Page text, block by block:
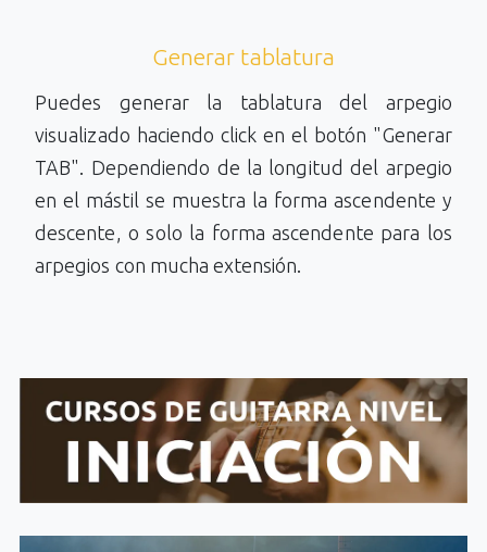
Generar tablatura
Puedes generar la tablatura del arpegio
visualizado haciendo click en el botón "Generar
TAB". Dependiendo de la longitud del arpegio
en el mástil se muestra la forma ascendente y
descente, o solo la forma ascendente para los
arpegios con mucha extensión.